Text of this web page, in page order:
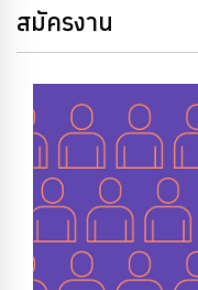
สมัครงาน